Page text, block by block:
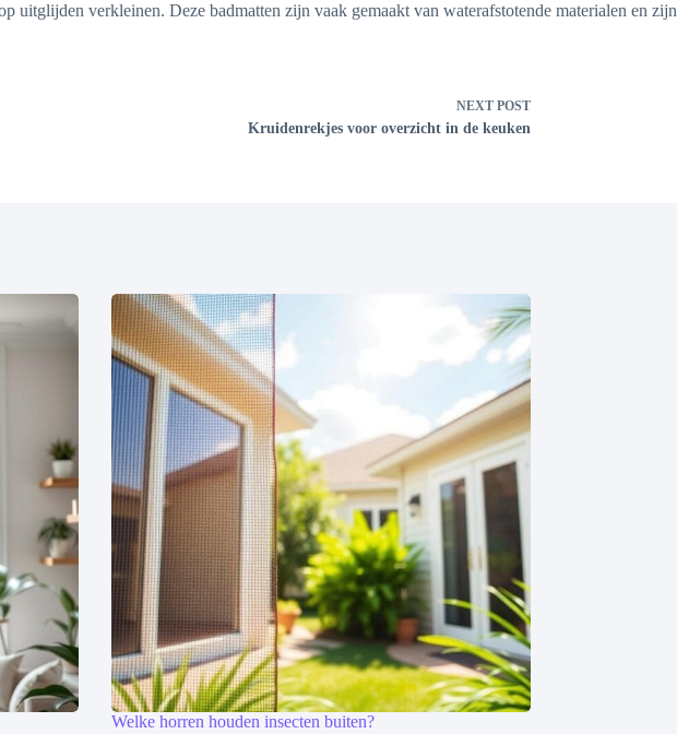
uitglijden verkleinen. Deze badmatten zijn vaak gemaakt van waterafstotende materialen en zijn
NEXT POST
Kruidenrekjes voor overzicht in de keuken
Welke horren houden insecten buiten?